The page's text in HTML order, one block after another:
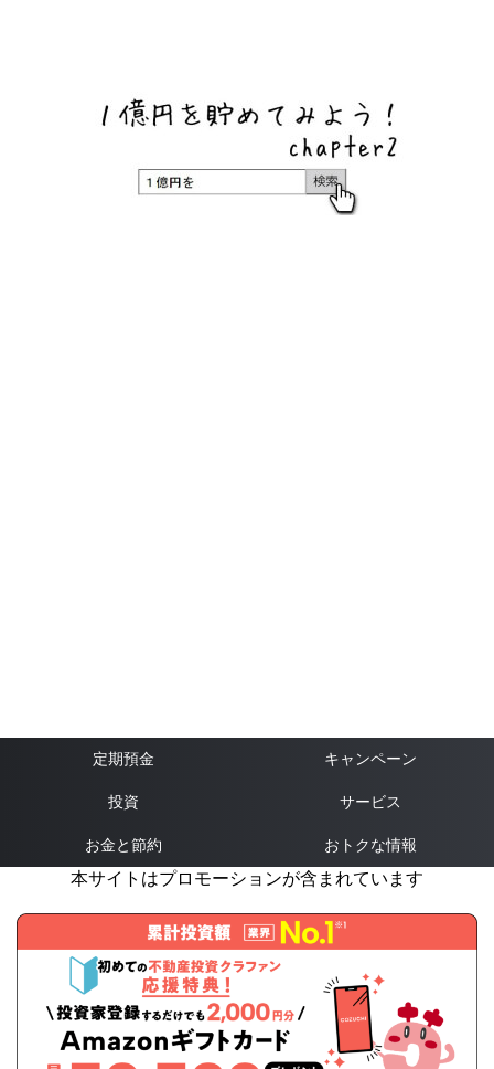
定期預金 キャンペーン
投資 サービス
お金と節約 おトクな情報
本サイトはプロモーションが含まれています